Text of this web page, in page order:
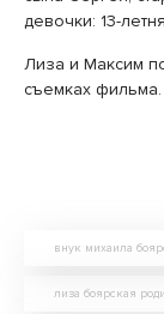
девочки: 13-
Лиза и Максим
съемках
внук михаила
лиза боярская